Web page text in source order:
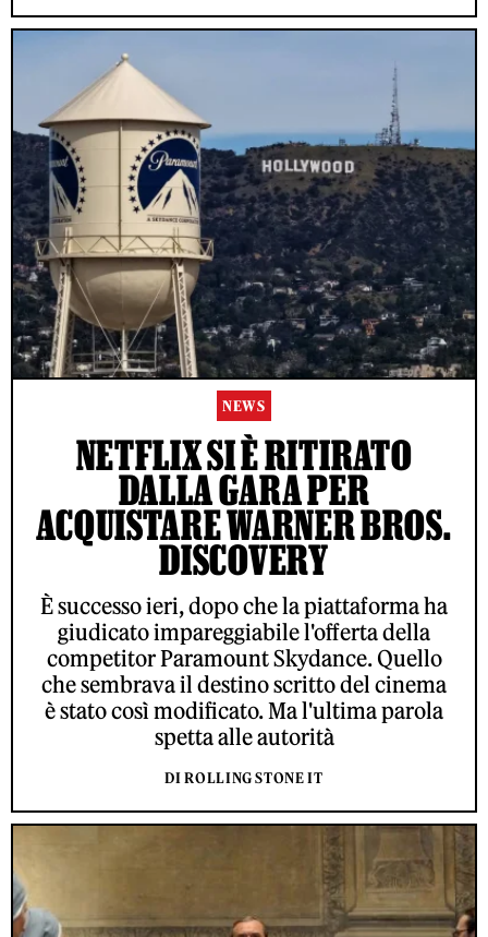
NEWS
NETFLIX SI È RITIRATO
DALLA GARA PER
ACQUISTARE WARNER BROS.
DISCOVERY
È successo ieri, dopo che la piattaforma ha
giudicato impareggiabile l'offerta della
competitor Paramount Skydance. Quello
che sembrava il destino scritto del cinema
è stato così modificato. Ma l'ultima parola
spetta alle autorità
DI ROLLING STONE IT